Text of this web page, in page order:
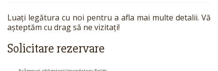
Luați legătura cu noi pentru a afla mai multe detalii. Vă
așteptăm cu drag să ne vizitați!
Solicitare rezervare